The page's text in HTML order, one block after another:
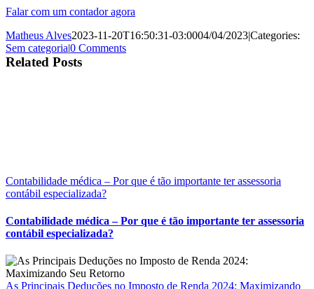
Falar com um contador agora
Matheus Alves2023-11-20T16:50:31-03:0004/04/2023|Categories:
Sem categoria|0 Comments
Related Posts
Contabilidade médica – Por que é tão importante ter assessoria
contábil especializada?
Contabilidade médica – Por que é tão importante ter assessoria
contábil especializada?
As Principais Deduções no Imposto de Renda 2024: Maximizando